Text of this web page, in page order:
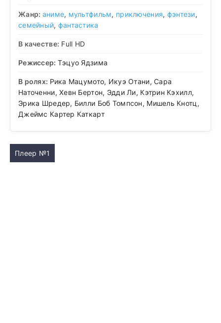
Жанр: аниме, мультфильм, приключения, фэнтези,
семейный, фантастика
В качестве: Full HD
Режиссер: Тэцуо Ядзима
В ролях: Рика Мацумото, Икуэ Отани, Сара
Наточенни, Хевн Бертон, Эдди Ли, Кэтрин Кэхилл,
Эрика Шредер, Билли Боб Томпсон, Мишель Кнотц,
Джеймс Картер Каткарт
Плеер №1